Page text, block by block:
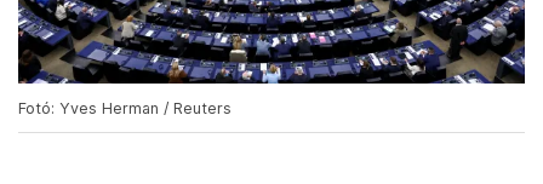
Fotó: Yves Herman / Reuters